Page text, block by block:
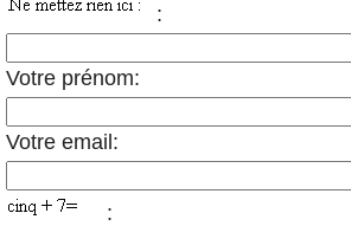
:
Votre prénom:
Votre email:
: